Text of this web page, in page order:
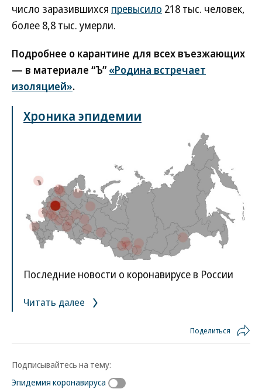
число заразившихся превысило 218 тыс. человек,
более 8,8 тыс. умерли.
Подробнее о карантине для всех въезжающих
— в материале “Ъ” «Родина встречает
изоляцией».
Хроника эпидемии
Последние новости о коронавирусе в России
Читать далее
Поделиться
Подписывайтесь на тему:
Эпидемия коронавируса